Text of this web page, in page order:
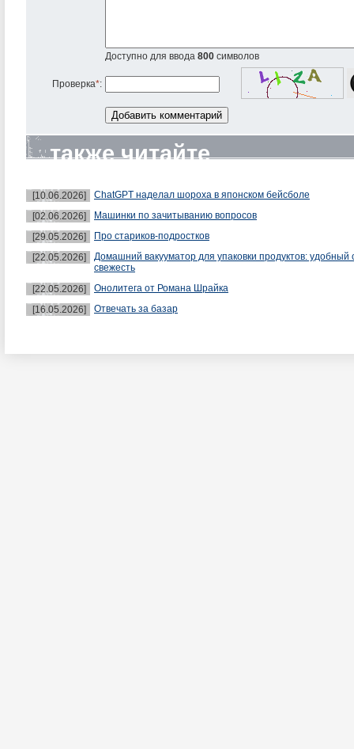
Доступно для ввода 800 символов
Проверка*:
также читайте
[10.06.2026]
ChatGPT наделал шороха в японском бейсболе
[02.06.2026]
Машинки по зачитыванию вопросов
[29.05.2026]
Про стариков-подростков
[22.05.2026]
Домашний вакууматор для упаковки продуктов: удобный
свежесть
[22.05.2026]
Онолитега от Романа Шрайка
[16.05.2026]
Отвечать за базар